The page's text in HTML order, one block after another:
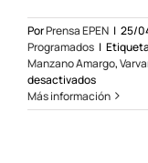
PorPrensa EPEN | 25/
Programados |
Manzano Amargo,
desactivadosen
Corte
Más información